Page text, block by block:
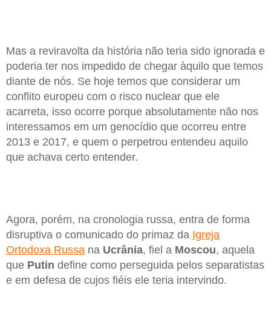
Mas a reviravolta da história não teria sido ignorada e
poderia ter nos impedido de chegar àquilo que temos
diante de nós. Se hoje temos que considerar um
conflito europeu com o risco nuclear que ele
acarreta, isso ocorre porque absolutamente não nos
interessamos em um genocídio que ocorreu entre
2013 e 2017, e quem o perpetrou entendeu aquilo
que achava certo entender.
Agora, porém, na cronologia russa, entra de forma
disruptiva o comunicado do primaz da Igreja
Ortodoxa Russa na Ucrânia, fiel a Moscou, aquela
que Putin define como perseguida pelos separatistas
e em defesa de cujos fiéis ele teria intervindo.